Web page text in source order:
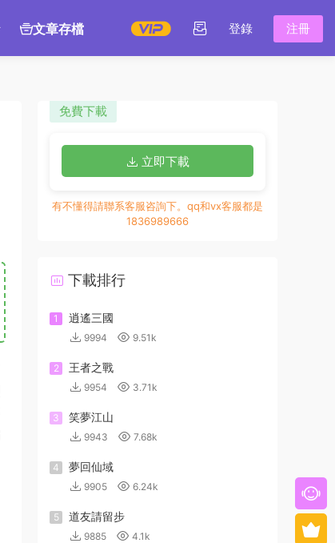
文章存檔 登錄 注冊
免費下載
立即下載
有不懂得請聯系客服咨詢下。qq和vx客服都是
1836989666
下載排行
1 逍遙三國
9994 9.51k
2 王者之戰
9954 3.71k
3 笑夢江山
9943 7.68k
4 夢回仙域
9905 6.24k
5 道友請留步
9885 4.1k